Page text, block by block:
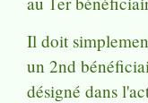
Il doit
un 2nd
désigné dans